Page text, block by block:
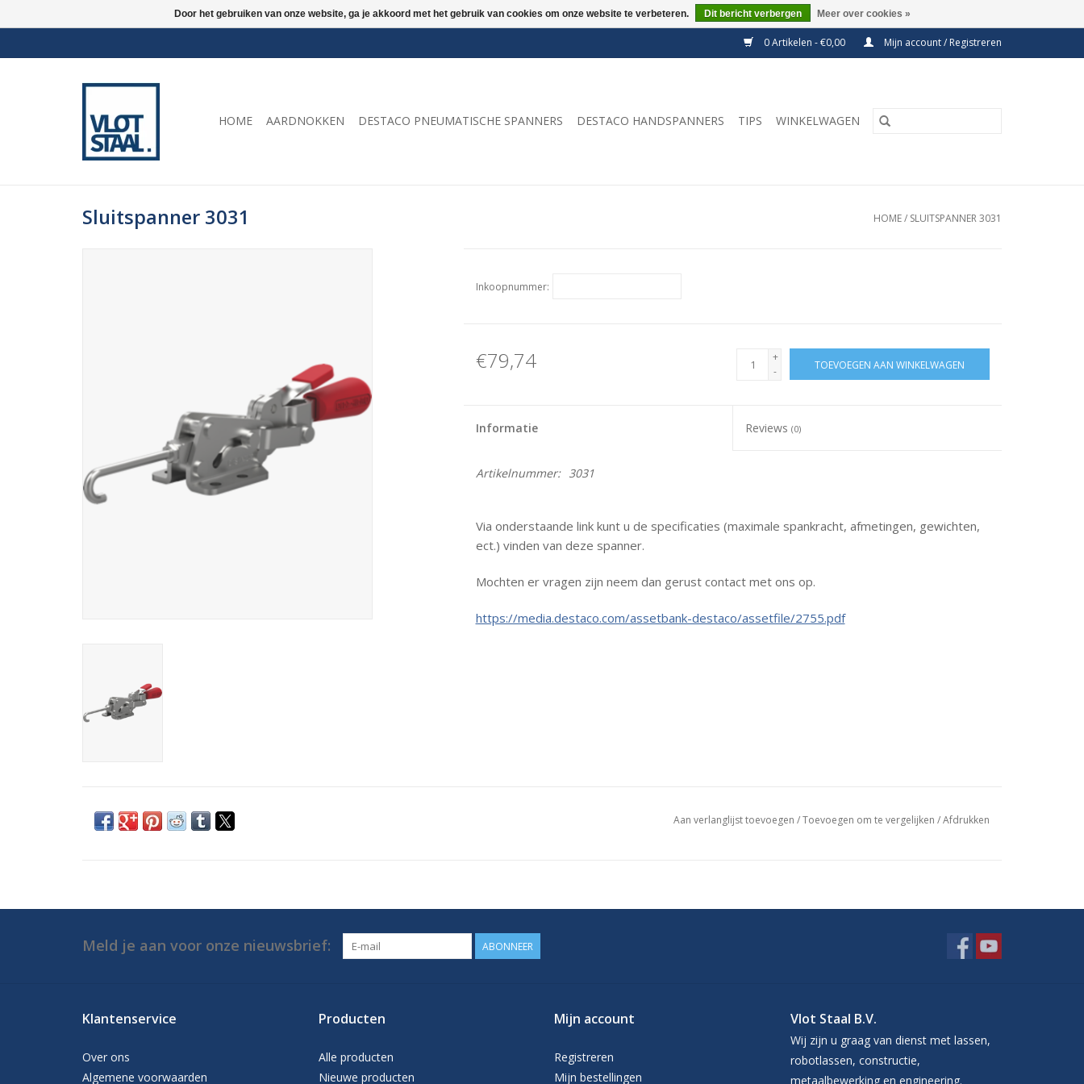
0 Artikelen - €0,00 Mijn account / Registreren
HOME AARDNOKKEN DESTACO PNEUMATISCHE SPANNERS DESTACO HANDSPANNERS TIPS WINKELWAGEN
Sluitspanner 3031 HOME/ SLUITSPANNER 3031
Inkoopnummer:
€79,74
+
-
TOEVOEGEN AAN WINKELWAGEN
Informatie Reviews(0)
Artikelnummer: 3031
Via onderstaande link kunt u de specificaties (maximale spankracht, afmetingen, gewichten,
ect.) vinden van deze spanner.
Mochten er vragen zijn neem dan gerust contact met ons op.
https://media.destaco.com/assetbank-destaco/assetfile/2755.pdf
Aan verlanglijst toevoegen /Toevoegen om te vergelijken /Afdrukken
Meld je aan voor onze nieuwsbrief: ABONNEER
Klantenservice
Over ons
Algemene voorwaarden
Producten
Alle producten
Nieuwe producten
Mijn account
Registreren
Mijn bestellingen
Vlot Staal B.V.
Wij zijn u graag van dienst met lassen,
robotlassen, constructie,
metaalbewerking en engineering.
Door het gebruiken van onze website, ga je akkoord met het gebruik van cookies om onze website te verbeteren. Dit bericht verbergen Meer over cookies »